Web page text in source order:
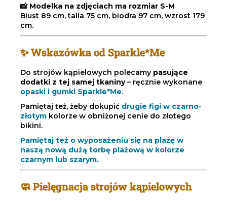
📸 Modelka na zdjęciach ma rozmiar S-M
Biust 89 cm, talia 75 cm, biodra 97 cm, wzrost 179
cm.
✨ Wskazówka od Sparkle*Me
Do strojów kąpielowych polecamy pasujące
dodatki z tej samej tkaniny– ręcznie wykonane
opaski i gumki Sparkle*Me.
Pamiętaj też, żeby dokupić drugie figi w czarno-
złotym kolorze w obniżonej cenie do złotego
bikini.
Pamiętaj też o wyposażeniu się na plażę w
naszą nową dużą torbę plażową w kolorze
czarnym lub szarym.
🧼 Pielęgnacja strojów kąpielowych